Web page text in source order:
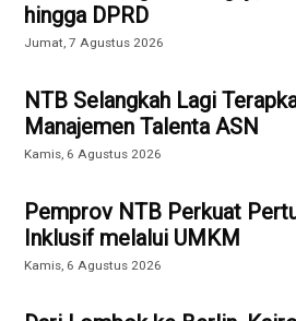
hingga DPRD
Jumat, 7 Agustus 2026
NTB Selangkah Lagi
Manajemen Talenta ASN
Kamis, 6 Agustus 2026
Pemprov NTB Perkuat
Inklusif melalui UMKM
Kamis, 6 Agustus 2026